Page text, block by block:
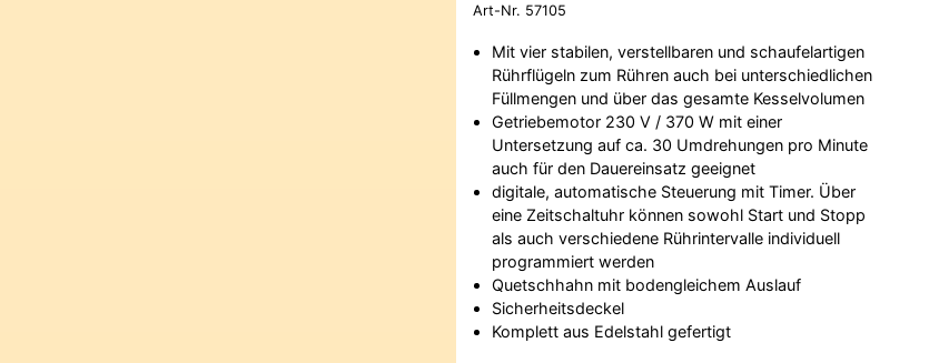
Art-Nr. 57105
Mit vier stabilen, verstellbaren und schaufelartigen
Rührflügeln zum Rühren auch bei unterschiedlichen
Füllmengen und über das gesamte Kesselvolumen
Getriebemotor 230 V / 370 W mit einer
Untersetzung auf ca. 30 Umdrehungen pro Minute
auch für den Dauereinsatz geeignet
digitale, automatische Steuerung mit Timer. Über
eine Zeitschaltuhr können sowohl Start und Stopp
als auch verschiedene Rührintervalle individuell
programmiert werden
Quetschhahn mit bodengleichem Auslauf
Sicherheitsdeckel
Komplett aus Edelstahl gefertigt